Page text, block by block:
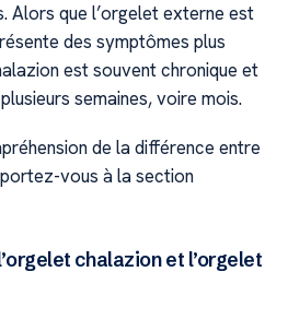
Alors que l’orgelet externe est
des symptômes plus
est souvent chronique et
semaines, voire mois.
de la différence entre
vous à la section
chalazion et l’orgelet